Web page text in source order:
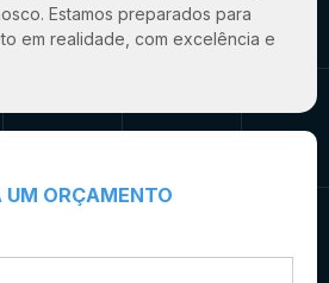
Estamos preparados para
em realidade, com excelência e
UM ORÇAMENTO